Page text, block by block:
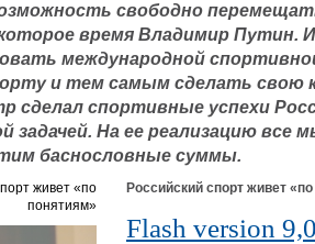
свободно
время Владимир Путин.
международной
и тем самым сделать свою
сделал спортивные успехи
задачей. На ее реализацию все
баснословные суммы.
живет «по
понятиям»
Российский спорт живет
Flash version